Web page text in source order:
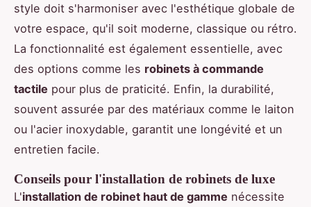
style doit s'harmoniser avec l'esthétique globale de
votre espace, qu'il soit moderne, classique ou rétro.
La fonctionnalité est également essentielle, avec
des options comme les robinets à commande
tactile pour plus de praticité. Enfin, la durabilité,
souvent assurée par des matériaux comme le laiton
ou l'acier inoxydable, garantit une longévité et un
entretien facile.
Conseils pour l'installation de robinets de luxe
L'installation de robinet haut de gamme nécessite